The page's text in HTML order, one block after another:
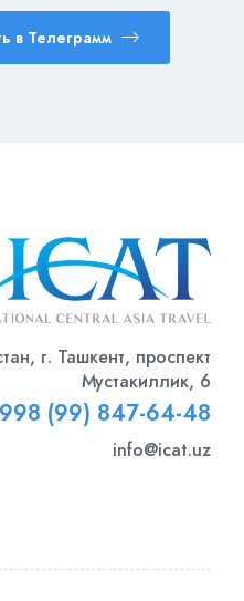
в Телеграмм
г. Ташкент, проспект
Мустакиллик, 6
(99) 847-64-48
info@icat.uz